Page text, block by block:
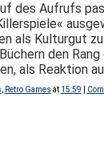
des Aufrufs
als Kulturgut
den
als Reaktion
Retro Games at 15:59